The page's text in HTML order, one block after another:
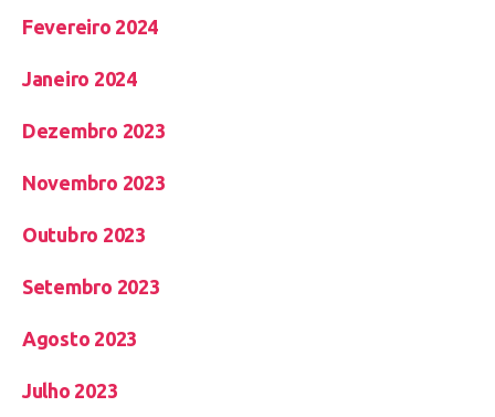
Fevereiro 2024
Janeiro 2024
Dezembro 2023
Novembro 2023
Outubro 2023
Setembro 2023
Agosto 2023
Julho 2023